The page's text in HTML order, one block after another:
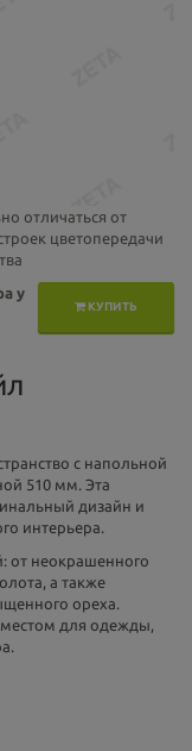
отличаться от
цветопередачи
КУПИТЬ
у
с напольной
510 мм. Эта
дизайн и
интерьера.
от неокрашенного
а также
ореха.
для одежды,